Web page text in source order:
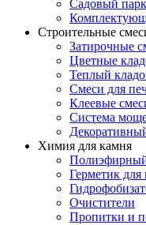
Садовый
Строительные
Затирочные
Цветные
Теплый
Смеси для
Клеевые
Система
Химия для камня
Герметик для
Очистители
Пропитки и